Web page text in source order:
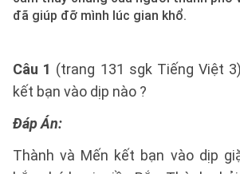
đã giúp đỡ mình lúc gian khổ.
Câu 1 (trang 131 sgk Tiếng Việt
kết bạn vào dịp nào ?
Đáp Án:
Thành và Mến kết bạn vào dịp